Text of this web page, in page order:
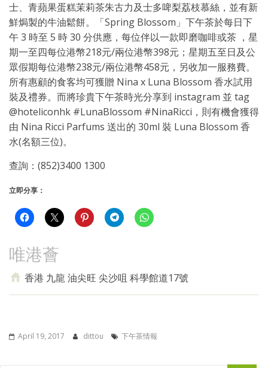
士、青蘋果蛋糕茉莉茶朱古力及士多啤梨荔枝慕絲，並有新
鮮焗製的牛油鬆餅。「Spring Blossom」下午茶於每日下
午 3 時至 5 時 30 分供應，每位伴以一款即磨咖啡或茶 ，星
期一至四每位港幣218元/兩位港幣398元；星期五至日及公
眾假期每位港幣238元/兩位港幣458元，另收加一服務費。
所有惠顧的食客均可獲贈 Nina x Luna Blossom 香水試用
裝及禮券。而將珍貴下午茶時光分享到 instagram 並 tag
@hoteliconhk #LunaBlossom #NinaRicci，則有機會獲得
由 Nina Ricci Parfums 送出的 30ml 裝 Luna Blossom 香
水(名額三位)。
查詢：(852)3400 1300
立即分享：
唯港薈
香港 九龍 油尖旺 尖沙咀 科學館道17號
April 19, 2017 dittou 下午茶情報